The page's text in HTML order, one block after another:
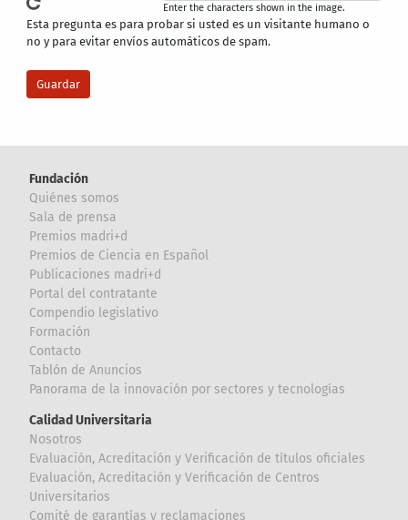
Enter the characters shown in the image.
Esta pregunta es para probar si usted es un visitante humano o
no y para evitar envíos automáticos de spam.
Fundación
Quiénes somos
Sala de prensa
Premios madri+d
Premios de Ciencia en Español
Publicaciones madri+d
Portal del contratante
Compendio legislativo
Formación
Contacto
Tablón de Anuncios
Panorama de la innovación por sectores y tecnologías
Calidad Universitaria
Nosotros
Evaluación, Acreditación y Verificación de títulos oficiales
Evaluación, Acreditación y Verificación de Centros
Universitarios
Comité de garantías y reclamaciones